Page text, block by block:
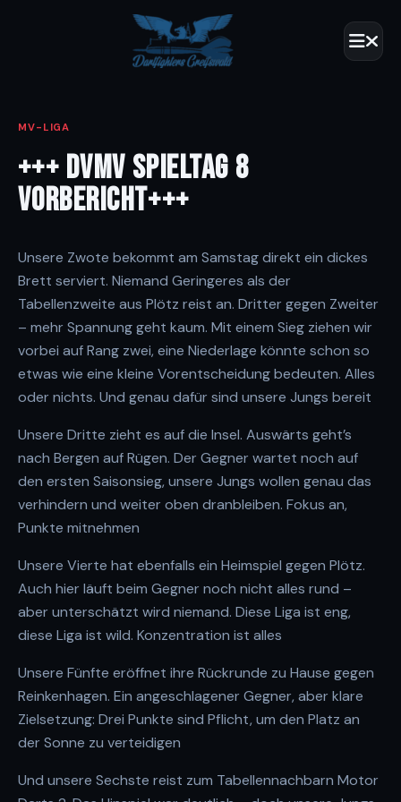
MV-LIGA
+++ DVMV SPIELTAG 8
VORBERICHT+++
Unsere Zwote bekommt am Samstag direkt ein dickes
Brett serviert. Niemand Geringeres als der
Tabellenzweite aus Plötz reist an. Dritter gegen Zweiter
– mehr Spannung geht kaum. Mit einem Sieg ziehen wir
vorbei auf Rang zwei, eine Niederlage könnte schon so
etwas wie eine kleine Vorentscheidung bedeuten. Alles
oder nichts. Und genau dafür sind unsere Jungs bereit
Unsere Dritte zieht es auf die Insel. Auswärts geht’s
nach Bergen auf Rügen. Der Gegner wartet noch auf
den ersten Saisonsieg, unsere Jungs wollen genau das
verhindern und weiter oben dranbleiben. Fokus an,
Punkte mitnehmen
Unsere Vierte hat ebenfalls ein Heimspiel gegen Plötz.
Auch hier läuft beim Gegner noch nicht alles rund –
aber unterschätzt wird niemand. Diese Liga ist eng,
diese Liga ist wild. Konzentration ist alles
Unsere Fünfte eröffnet ihre Rückrunde zu Hause gegen
Reinkenhagen. Ein angeschlagener Gegner, aber klare
Zielsetzung: Drei Punkte sind Pflicht, um den Platz an
der Sonne zu verteidigen
Und unsere Sechste reist zum Tabellennachbarn Motor